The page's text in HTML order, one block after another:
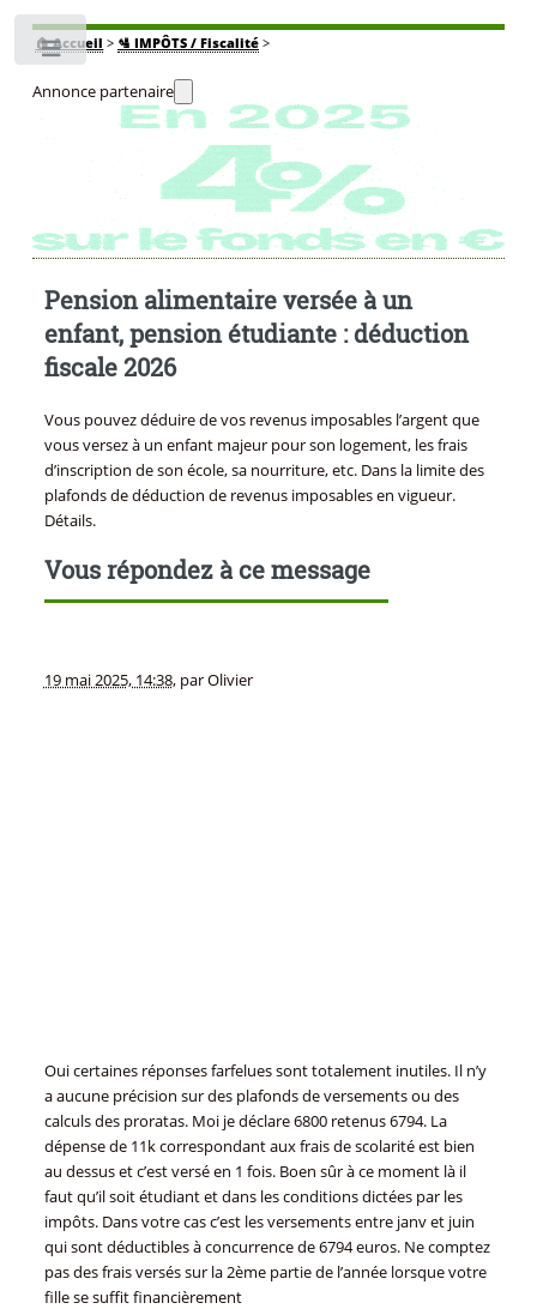
🏠Accueil > 🛂 IMPÔTS / Fiscalité>
Annonce partenaire
Pension alimentaire versée à un
enfant, pension étudiante : déduction
fiscale 2026
Vous pouvez déduire de vos revenus imposables l’argent que
vous versez à un enfant majeur pour son logement, les frais
d’inscription de son école, sa nourriture, etc. Dans la limite des
plafonds de déduction de revenus imposables en vigueur.
Détails.
Vous répondez à ce message
19 mai 2025, 14:38, parOlivier
Oui certaines réponses farfelues sont totalement inutiles. Il n’y
a aucune précision sur des plafonds de versements ou des
calculs des proratas. Moi je déclare 6800 retenus 6794. La
dépense de 11k correspondant aux frais de scolarité est bien
au dessus et c’est versé en 1 fois. Boen sûr à ce moment là il
faut qu’il soit étudiant et dans les conditions dictées par les
impôts. Dans votre cas c’est les versements entre janv et juin
qui sont déductibles à concurrence de 6794 euros. Ne comptez
pas des frais versés sur la 2ème partie de l’année lorsque votre
fille se suffit financièrement
Toggle